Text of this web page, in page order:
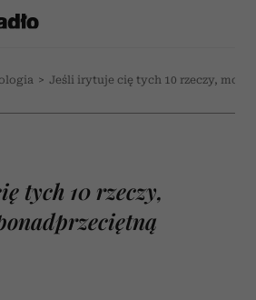
> Jeśli irytuje cię tych 10 rzeczy,
tych 10 rzeczy,